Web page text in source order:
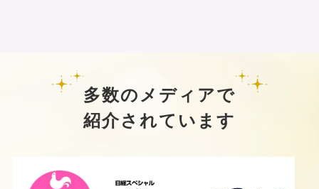
多数のメディアで
紹介されています